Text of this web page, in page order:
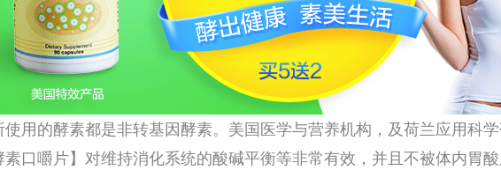
使用的酵素都是非转基因酵素。美国医学与营养机构，及荷兰应用科
口嚼片】对维持消化系统的酸碱平衡等非常有效，并且不被体内胃